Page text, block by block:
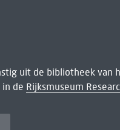
uit de bibliotheek van
in de Rijksmuseum